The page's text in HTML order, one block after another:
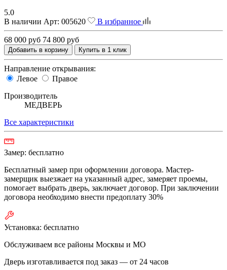
5.0
В наличии Арт: 005620 В избранное
68 000 руб 74 800 руб
Добавить в корзину Купить в 1 клик
Направление открывания:
Левое
Правое
Производитель
МЕДВЕРЬ
Все характеристики
Замер: бесплатно
Бесплатный замер при оформлении договора. Мастер-
замерщик выезжает на указанный адрес, замеряет проемы,
помогает выбрать дверь, заключает договор. При заключении
договора необходимо внести предоплату 30%
Установка: бесплатно
Обслуживаем все районы Москвы и МО
Дверь изготавливается под заказ — от 24 часов